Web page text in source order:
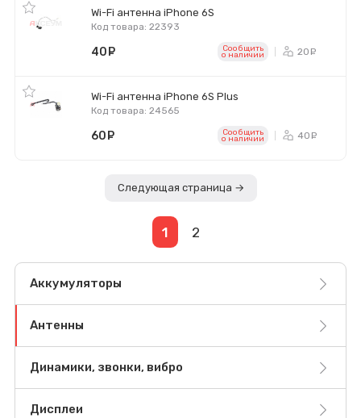
Wi-Fi антенна iPhone 6S
Код товара: 22393
40 Сообщить
o наличии 20
Wi-Fi антенна iPhone 6S Plus
Код товара: 24565
60 Сообщить
o наличии 40
Следующая страница →
1 2
Аккумуляторы
Антенны
Динамики, звонки, вибро
Дисплеи